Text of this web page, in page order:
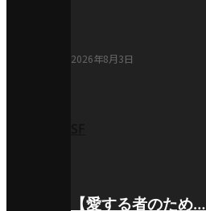
2026年8月3日
【愛する者のため…